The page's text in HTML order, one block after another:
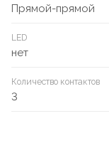
Прямой-прямой
LED
нет
Количество контактов
3